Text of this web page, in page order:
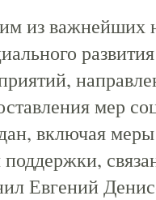
из важнейших
мер
включая
Евгений